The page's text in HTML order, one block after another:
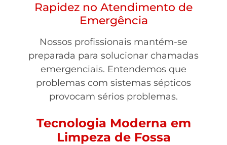
Rapidez no Atendimento de
Emergência
Nossos profissionais mantém-se
preparada para solucionar chamadas
emergenciais. Entendemos que
problemas com sistemas sépticos
provocam sérios problemas.
Tecnologia Moderna em
Limpeza de Fossa